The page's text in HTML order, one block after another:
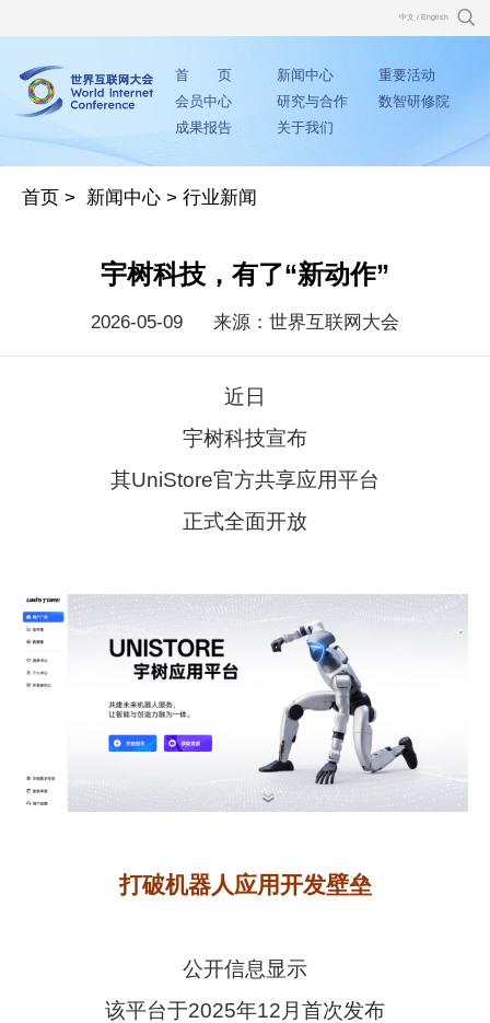
中文 / English
首 页 新闻中心
重要活动
会员中心
研究与合作
数智研修院
成果报告
关于我们
首页 > 新闻中心 >行业新闻
宇树科技，有了“新动作”
2026-05-09 来源：世界互联网大会
近日
宇树科技宣布
其UniStore官方共享应用平台
正式全面开放
打破机器人应用开发壁垒
公开信息显示
该平台于2025年12月首次发布